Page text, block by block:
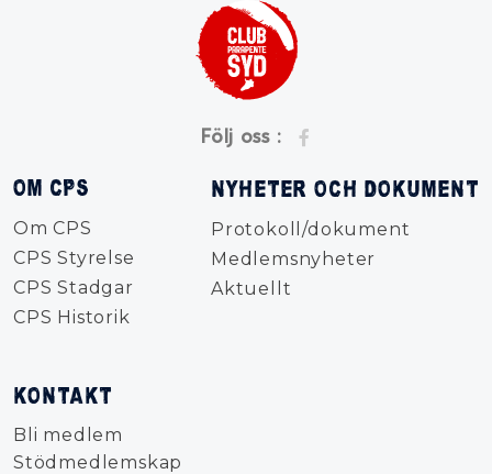
Följ oss :
OM CPS
Om CPS
CPS Styrelse
CPS Stadgar
CPS Historik
NYHETER OCH DOKUMENT
Protokoll/dokument
Medlemsnyheter
Aktuellt
KONTAKT
Bli medlem
Stödmedlemskap